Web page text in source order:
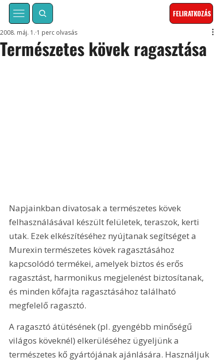
FELIRATKOZÁS
Természetes kövek ragasztása
2008. máj. 1. 1 perc olvasás
Napjainkban divatosak a természetes kövek
felhasználásával készült felületek, teraszok, kerti
utak. Ezek elkészítéséhez nyújtanak segítséget a
Murexin természetes kövek ragasztásához
kapcsolódó termékei, amelyek biztos és erős
ragasztást, harmonikus megjelenést biztosítanak,
és minden kőfajta ragasztásához található
megfelelő ragasztó.
A ragasztó átütésének (pl. gyengébb minőségű
világos köveknél) elkerüléséhez ügyeljünk a
természetes kő gyártójának ajánlására. Használjuk